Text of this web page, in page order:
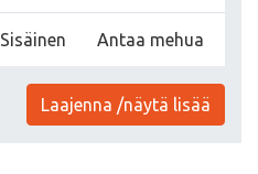
Sisäinen Antaa mehua
Laajenna /näytä lisää